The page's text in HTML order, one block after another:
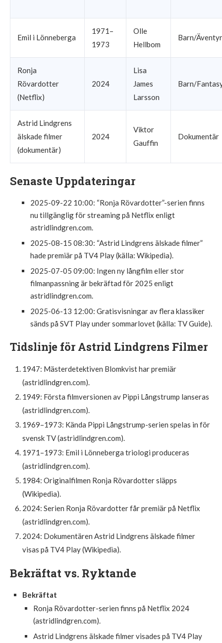
Emil i Lönneberga
1971–
1973
Olle
Hellbom
Barn/
Ronja
Rövardotter
(Netflix)
2024
Lisa
James
Larsson
Barn/
Astrid Lindgrens
älskade filmer
(dokumentär)
2024
Viktor
Gauffin
Dokumentär
Senaste Uppdateringar
2025-09-22 10:00: “Ronja Rövardotter”-serien finns
nu tillgänglig för streaming på Netflix enligt
astridlindgren.com.
2025-08-15 08:30: “Astrid Lindgrens älskade filmer”
hade premiär på TV4 Play (källa: Wikipedia).
2025-07-05 09:00: Ingen ny långfilm eller stor
filmanpassning är bekräftad för 2025 enligt
astridlindgren.com.
2025-06-13 12:00: Gratisvisningar av flera klassiker
sänds på SVT Play under sommarlovet (källa: TV Guide).
Tidslinje för Astrid Lindgrens Filmer
1947: Mästerdetektiven Blomkvist har premiär
(astridlindgren.com).
1949: Första filmversionen av Pippi Långstrump lanseras
(astridlindgren.com).
1969–1973: Kända Pippi Långstrump-serien spelas in för
svensk TV (astridlindgren.com).
1971–1973: Emil i Lönneberga triologi produceras
(astridlindgren.com).
1984: Originalfilmen Ronja Rövardotter släpps
(Wikipedia).
2024: Serien Ronja Rövardotter får premiär på Netflix
(astridlindgren.com).
2024: Dokumentären Astrid Lindgrens älskade filmer
visas på TV4 Play (Wikipedia).
Bekräftat vs. Ryktande
Bekräftat
Ronja Rövardotter-serien finns på Netflix 2024
(astridlindgren.com).
Astrid Lindgrens älskade filmer visades på TV4 Play